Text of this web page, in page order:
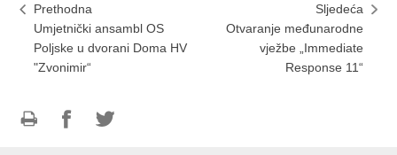
Prethodna
Umjetnički ansambl OS
Poljske u dvorani Doma HV
"Zvonimir“
Sljedeća
Otvaranje međunarodne
vježbe „Immediate
Response 11“